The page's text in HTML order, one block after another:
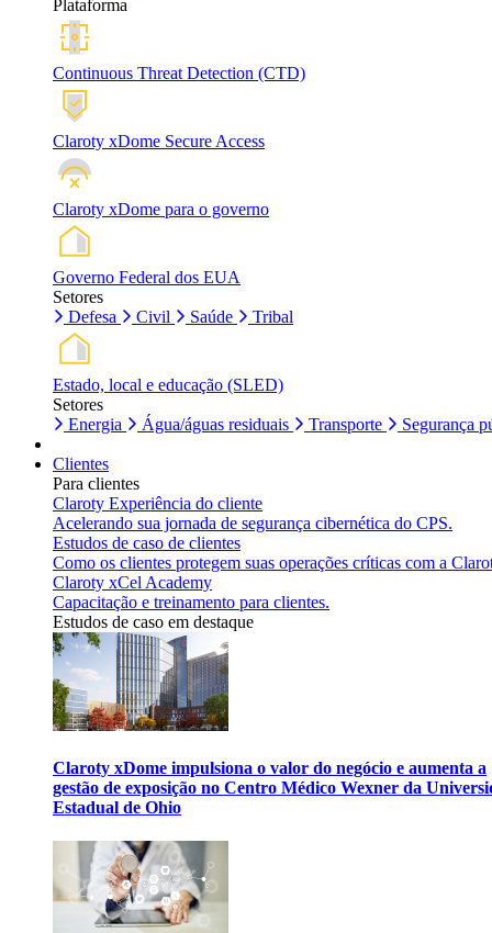
Plataforma
Continuous Threat Detection (CTD)
Claroty xDome Secure Access
Claroty xDome para o governo
Governo Federal dos EUA
Setores
Defesa
Civil Saúde Tribal
Estado, local e educação (SLED)
Setores
Energia
Água/águas residuais Transporte Segurança
Clientes
Para clientes
Claroty Experiência do cliente
Acelerando sua jornada de segurança cibernética do CPS.
Estudos de caso de clientes
Como os clientes protegem suas operações críticas com a
Claroty xCel Academy
Capacitação e treinamento para clientes.
Estudos de caso em destaque
Claroty xDome impulsiona o valor do negócio e aumenta a
gestão de exposição no Centro Médico Wexner da
Estadual de Ohio